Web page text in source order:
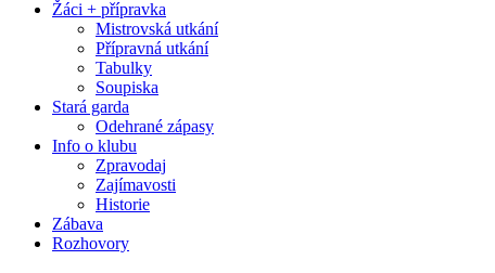
Žáci + přípravka
Mistrovská utkání
Přípravná utkání
Tabulky
Soupiska
Stará garda
Odehrané zápasy
Info o klubu
Zpravodaj
Zajímavosti
Historie
Zábava
Rozhovory